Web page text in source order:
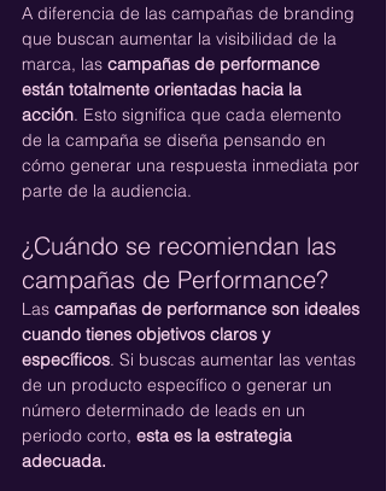
A diferencia de las campañas de branding
que buscan aumentar la visibilidad de la
marca, las campañas de performance
están totalmente orientadas hacia la
acción. Esto significa que cada elemento
de la campaña se diseña pensando en
cómo generar una respuesta inmediata por
parte de la audiencia.
¿Cuándo se recomiendan las
campañas de Performance?
Las campañas de performance son ideales
cuando tienes objetivos claros y
específicos. Si buscas aumentar las ventas
de un producto específico o generar un
número determinado de leads en un
periodo corto, esta es la estrategia
adecuada.